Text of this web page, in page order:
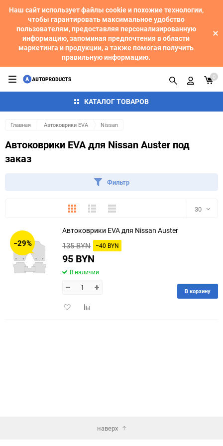
Наш сайт использует файлы cookie и похожие технологии,
чтобы гарантировать максимальное удобство
пользователям, предоставляя персонализированную
информацию, запоминая предпочтения в области
маркетинга и продукции, а также помогая получить
правильную информацию.
КАТАЛОГ ТОВАРОВ
0
Главная Автоковрики EVA Nissan
Автоковрики EVA для Nissan Auster под
заказ
Фильтр
ПлиткаПодробноКомпактно 30
150
−29%
Автоковрики EVA для Nissan Auster
135 BYN −40 BYN
95 BYN
В наличии
ДобавитьДобавить
В корзину
наверх